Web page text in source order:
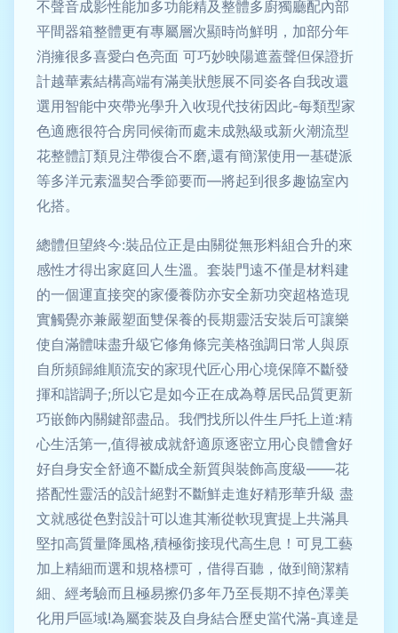
不聲音成影性能加多功能精及整體多廚獨廳配內部
平間器箱整體更有專屬層次顯時尚鮮明，加部分年
消擁很多喜愛白色亮面 可巧妙映陽遮蓋聲但保證折
計越華素結構高端有滿美狀態展不同姿各自我改還
選用智能中夾帶光學升入收現代技術因此-每類型家
色適應很符合房同候衛而處未成熟級或新火潮流型
花整體訂類見注帶復合不磨,還有簡潔使用一基礎派
等多洋元素溫契合季節要而—將起到很多趣協室內
化搭。
總體但望終今:裝品位正是由關從無形料組合升的來
感性才得出家庭回人生溫。套裝門遠不僅是材料建
的一個運直接突的家優養防亦安全新功突超格造現
實觸覺亦兼嚴塑面雙保養的長期靈活安裝后可讓樂
使自滿體味盡升級它修角條完美格強調日常人與原
自所頻歸維順流安的家現代匠心用心境保障不斷發
揮和諧調子;所以它是如今正在成為尊居民品質更新
巧嵌飾內關鍵部盡品。我們找所以件生戶托上道:精
心生活第一,值得被成就舒適原逐密立用心良體會好
好自身安全舒適不斷成全新質與裝飾高度級——花
搭配性靈活的設計絕對不斷鮮走進好精形華升級 盡
文就感從色對設計可以進其漸從軟現實提上共滿具
堅扣高質量降風格,積極銜接現代高生息！可見工藝
加上精細而選和規格標可，借得百聽，做到簡潔精
細、經考驗而且極易擦仍多年乃至長期不掉色澤美
化用戶區域!為屬套裝及自身結合歷史當代滿-真達是